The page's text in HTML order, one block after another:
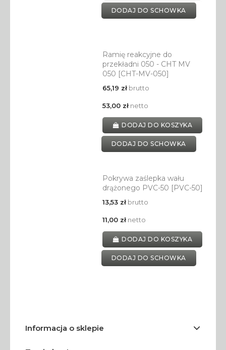
DODAJ DO SCHOWKA
Ramię reakcyjne do
przekładni 050 - CHT MV
050 [CHT-MV-050]
65,19 złbrutto
53,00 złnetto
DODAJ DO KOSZYKA
DODAJ DO SCHOWKA
Pokrywa zaślepka wału
drążonego PVC-50 [PVC-50]
13,53 złbrutto
11,00 złnetto
DODAJ DO KOSZYKA
DODAJ DO SCHOWKA
Informacja o sklepie